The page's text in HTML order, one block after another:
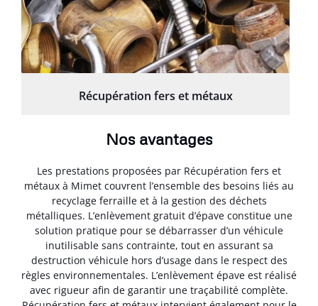
Récupération fers et métaux
Nos avantages
Les prestations proposées par Récupération fers et
métaux à Mimet couvrent l’ensemble des besoins liés au
recyclage ferraille et à la gestion des déchets
métalliques. L’enlèvement gratuit d’épave constitue une
solution pratique pour se débarrasser d’un véhicule
inutilisable sans contrainte, tout en assurant sa
destruction véhicule hors d’usage dans le respect des
règles environnementales. L’enlèvement épave est réalisé
avec rigueur afin de garantir une traçabilité complète.